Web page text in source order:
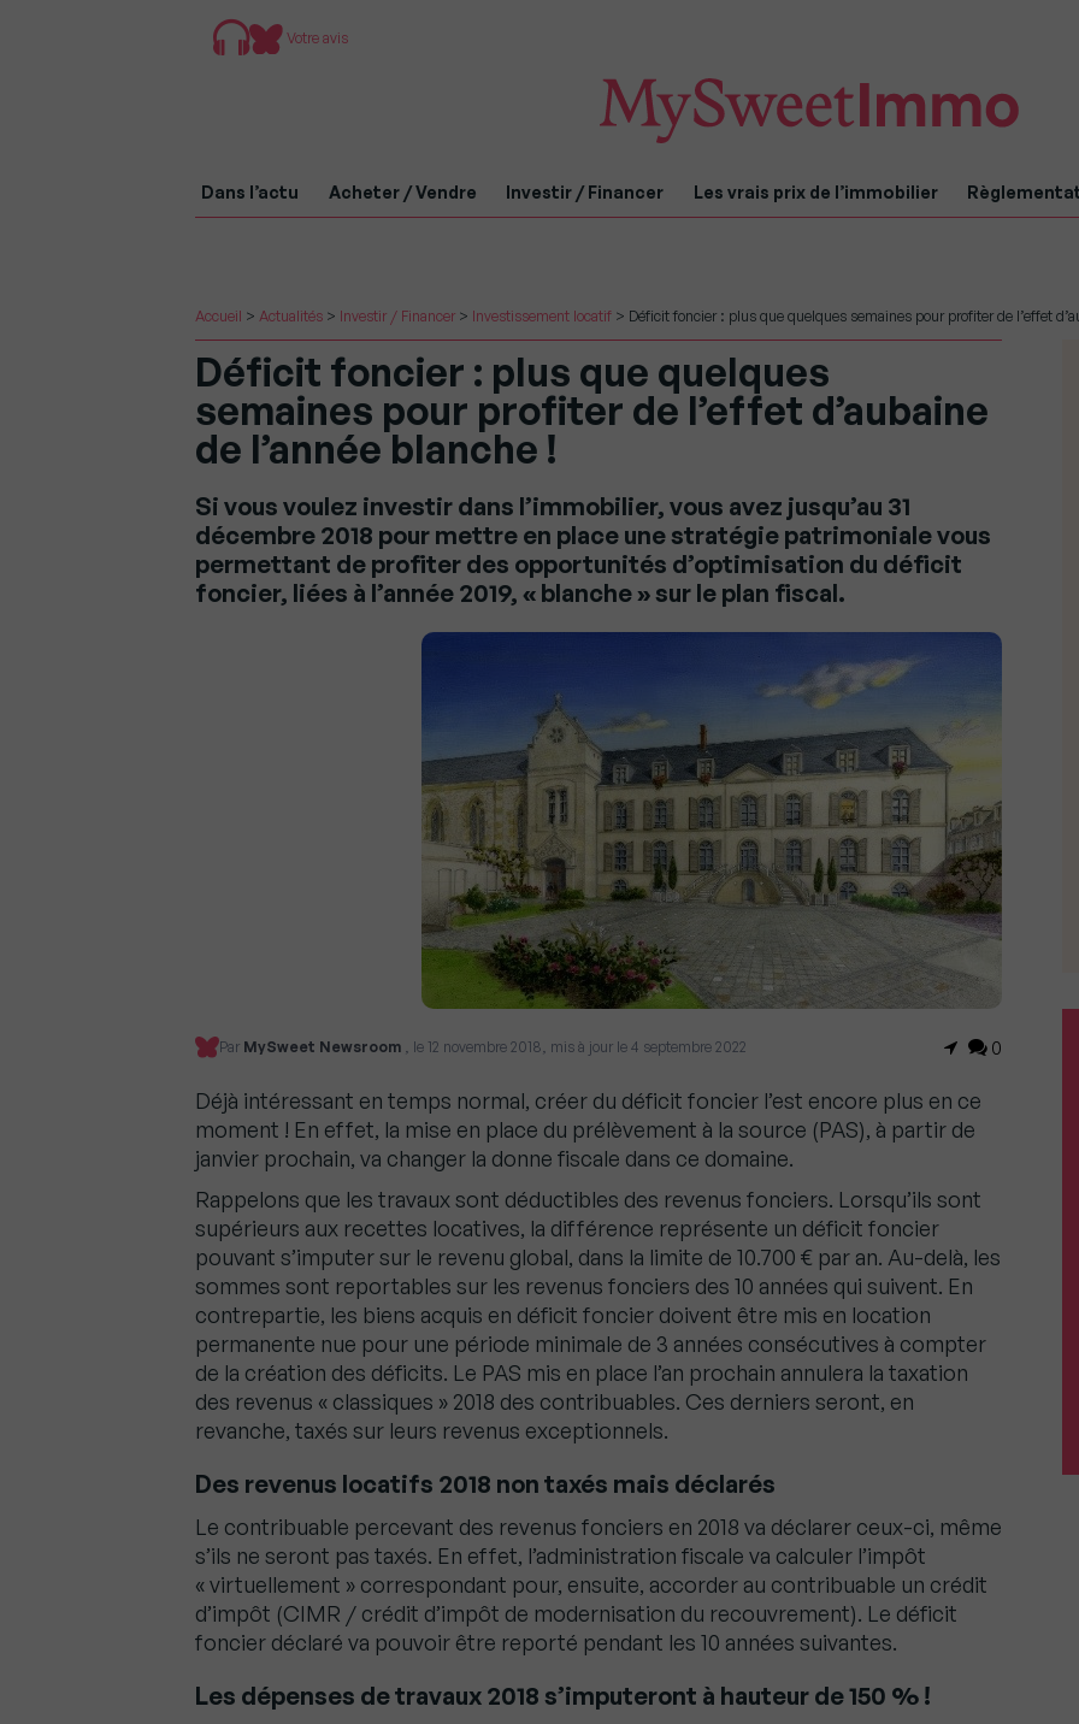
Votre avis
Dans l’actu Acheter / Vendre Investir / Financer Les vrais prix de l’immobilier
Accueil > Actualités > Investir / Financer > Investissement locatif > Déficit foncier : plus que quelques semaines pour profiter de l’effet
Déficit foncier : plus que quelques
semaines pour profiter de l’effet d’aubaine
de l’année blanche !
Si vous voulez investir dans l’immobilier, vous avez jusqu’au 31
décembre 2018 pour mettre en place une stratégie patrimoniale vous
permettant de profiter des opportunités d’optimisation du déficit
foncier, liées à l’année 2019, « blanche » sur le plan fiscal.
Par MySweet Newsroom , le 12 novembre 2018, mis à jour le 4 septembre 2022 0
Déjà intéressant en temps normal, créer du déficit foncier l’est encore plus en ce
moment ! En effet, la mise en place du prélèvement à la source (PAS), à partir de
janvier prochain, va changer la donne fiscale dans ce domaine.
Rappelons que les travaux sont déductibles des revenus fonciers. Lorsqu’ils sont
supérieurs aux recettes locatives, la différence représente un déficit foncier
pouvant s’imputer sur le revenu global, dans la limite de 10.700 € par an. Au-delà, les
sommes sont reportables sur les revenus fonciers des 10 années qui suivent. En
contrepartie, les biens acquis en déficit foncier doivent être mis en location
permanente nue pour une période minimale de 3 années consécutives à compter
de la création des déficits. Le PAS mis en place l’an prochain annulera la taxation
des revenus « classiques » 2018 des contribuables. Ces derniers seront, en
revanche, taxés sur leurs revenus exceptionnels.
Des revenus locatifs 2018 non taxés mais déclarés
Le contribuable percevant des revenus fonciers en 2018 va déclarer ceux-ci, même
s’ils ne seront pas taxés. En effet, l’administration fiscale va calculer l’impôt
« virtuellement » correspondant pour, ensuite, accorder au contribuable un crédit
d’impôt (CIMR / crédit d’impôt de modernisation du recouvrement). Le déficit
foncier déclaré va pouvoir être reporté pendant les 10 années suivantes.
Les dépenses de travaux 2018 s’imputeront à hauteur de 150 % !